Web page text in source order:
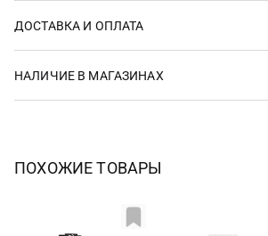
ДОСТАВКА И ОПЛАТА
НАЛИЧИЕ В МАГАЗИНАХ
ПОХОЖИЕ ТОВАРЫ